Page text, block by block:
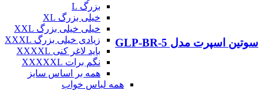
بزرگ L
خیلی بزرگ XL
خیلی خیلی بزرگ XXL
زیادی خیلی بزرگ XXXL
باید لاغر کنی XXXXL
نگم برات XXXXXL
همه بر اساس سایز
همه لباس خواب
سوتین اسپرت مدل GLP-BR-5